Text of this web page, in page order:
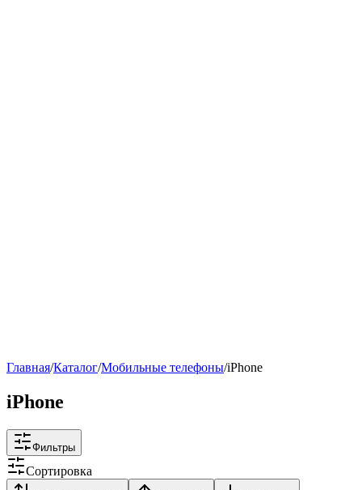
Главная/Каталог/Мобильные телефоны/iPhone
iPhone
Фильтры
Сортировка